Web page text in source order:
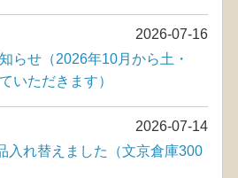
2026-07-16
らせ（2026年10月から土・
いただきます）
2026-07-14
れ替えました（文京倉庫300